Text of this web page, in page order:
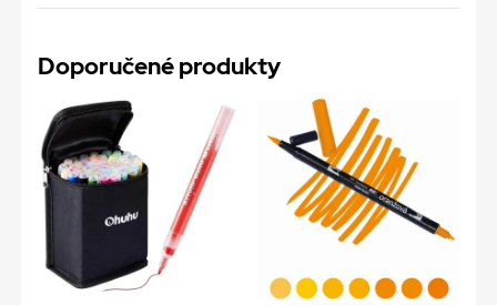
Doporučené produkty